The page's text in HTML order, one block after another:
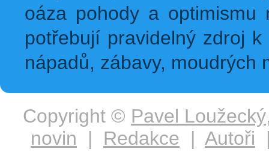
oáza pohody a
potřebují pravidelný zdroj
nápadů, zábavy, moudrých
Copyright © Pavel Loužecký
novin | Redakce | Autoři